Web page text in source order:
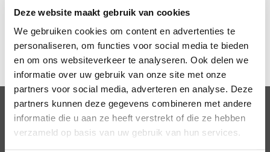
Deze website maakt gebruik van cookies
We gebruiken cookies om content en advertenties te
personaliseren, om functies voor social media te bieden
en om ons websiteverkeer te analyseren. Ook delen we
informatie over uw gebruik van onze site met onze
partners voor social media, adverteren en analyse. Deze
partners kunnen deze gegevens combineren met andere
informatie die u aan ze heeft verstrekt of die ze hebben
verzameld op basis van uw gebruik van hun services.
Voordelen